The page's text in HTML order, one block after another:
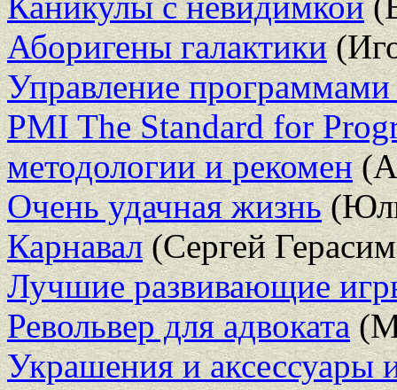
Аборигены галактики
Управление программами
PMI The Standard for
методологии и рекомен
Очень удачная жизнь
Карнавал(Сергей
Лучшие развивающие
Револьвер для адвоката
Украшения и аксессуары